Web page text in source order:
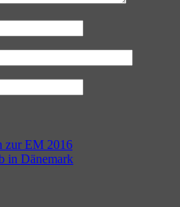
zur EM 2016
in Dänemark